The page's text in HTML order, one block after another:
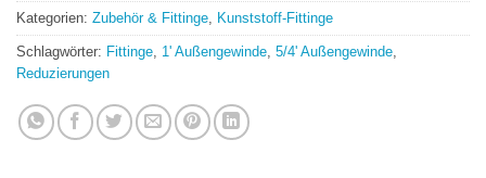
Kategorien: Zubehör & Fittinge, Kunststoff-Fittinge
Schlagwörter: Fittinge, 1' Außengewinde, 5/4' Außengewinde,
Reduzierungen